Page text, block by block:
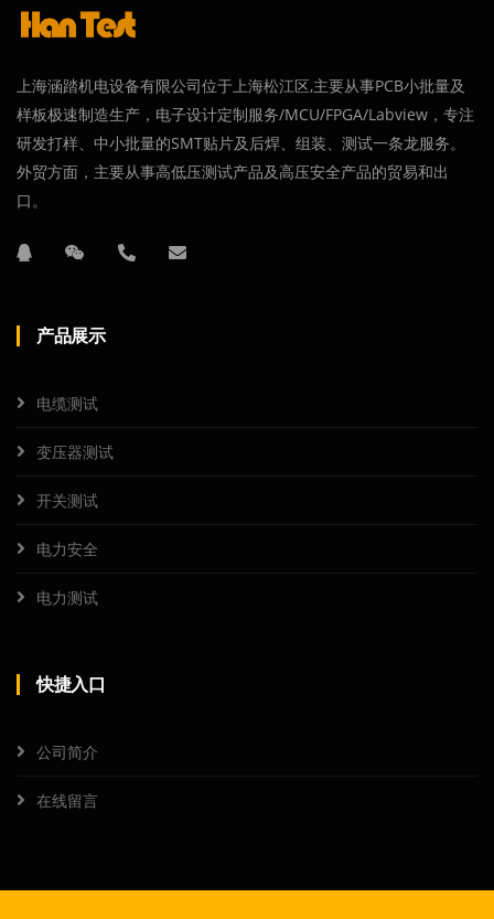
上海涵踏机电设备有限公司位于上海松江区,主要从事PCB小批量及
样板极速制造生产，电子设计定制服务/MCU/FPGA/Labview，专注
研发打样、中小批量的SMT贴片及后焊、组装、测试一条龙服务。
外贸方面，主要从事高低压测试产品及高压安全产品的贸易和出
口。
产品展示
电缆测试
变压器测试
开关测试
电力安全
电力测试
快捷入口
公司简介
在线留言